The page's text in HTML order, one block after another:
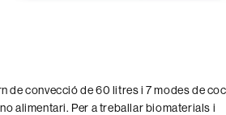
de convecció de 60 litres i 7 modes de
alimentari. Per a treballar biomaterials i